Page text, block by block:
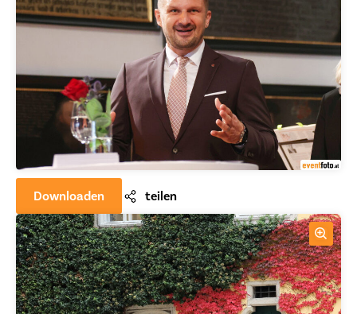
Downloaden teilen